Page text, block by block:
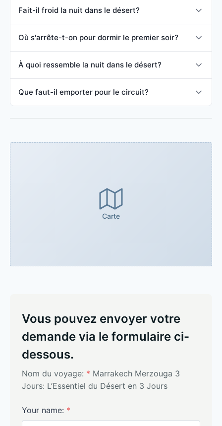
Fait-il froid la nuit dans le désert?
Où s'arrête-t-on pour dormir le premier soir?
À quoi ressemble la nuit dans le désert?
Que faut-il emporter pour le circuit?
Carte
Vous pouvez envoyer votre
demande via le formulaire ci-
dessous.
Nom du voyage: * Marrakech Merzouga 3
Jours: L’Essentiel du Désert en 3 Jours
Your name: *